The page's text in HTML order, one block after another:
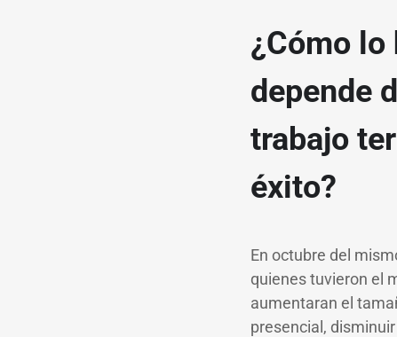
¿Cómo lo
depende
trabajo
éxito?
En octubre del
quienes tuvieron el
aumentaran el
presencial,